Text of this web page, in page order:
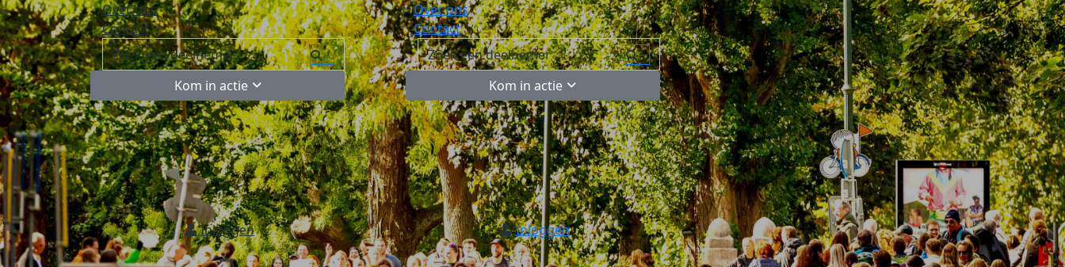
Over ons
Contact
Kom in actie
Inloggen
Over ons
Contact
Kom in actie
Inloggen